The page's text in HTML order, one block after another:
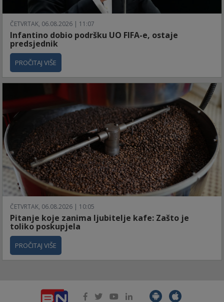
ČETVRTAK, 06.08.2026 | 11:07
Infantino dobio podršku UO FIFA-e, ostaje
predsjednik
PROČITAJ VIŠE
ČETVRTAK, 06.08.2026 | 10:05
Pitanje koje zanima ljubitelje kafe: Zašto je
toliko poskupjela
PROČITAJ VIŠE